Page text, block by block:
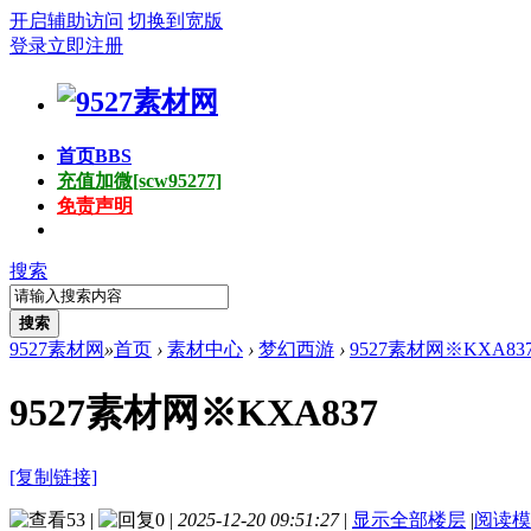
开启辅助访问 切换到宽版
登录立即注册
首页BBS
充值加微[scw95277]
免责声明
搜索
搜索
9527素材网 »首页 › 素材中心 › 梦幻西游 › 9527素材网
9527素材网※KXA837
[复制链接]
53 | 0 | 2025-12-20 09:51:27 | 显示全部楼层 |阅读